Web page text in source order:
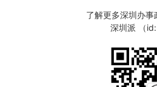
了解更多深圳办
深圳派 （